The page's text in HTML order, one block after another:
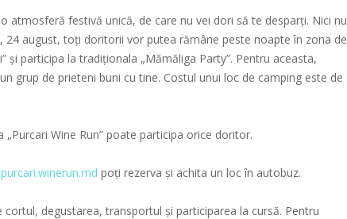
atmosferă festivă unică, de care nu vei dori să te desparți. Nici nu
august, toți doritorii vor putea rămâne peste noapte în zona de
și participa la tradiționala „Mămăliga Party”. Pentru aceasta,
grup de prieteni buni cu tine. Costul unui loc de camping este de
„Purcari Wine Run” poate participa orice doritor.
purcari.winerun.md poți rezerva și achita un loc în autobuz.
cortul, degustarea, transportul și participarea la cursă. Pentru